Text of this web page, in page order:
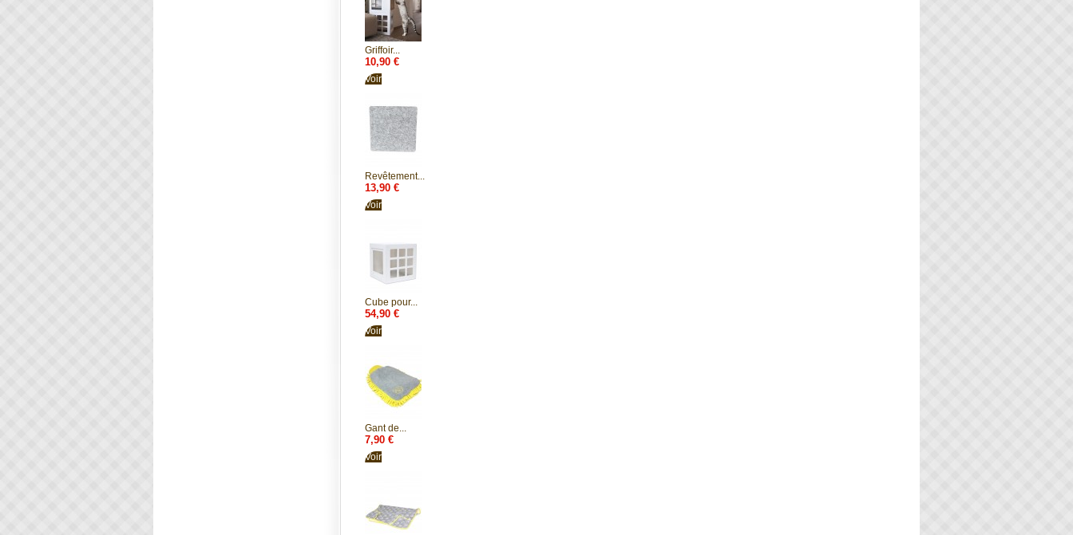
Griffoir...
10,90 €
Voir
Revêtement...
13,90 €
Voir
Cube pour...
54,90 €
Voir
Gant de...
7,90 €
Voir